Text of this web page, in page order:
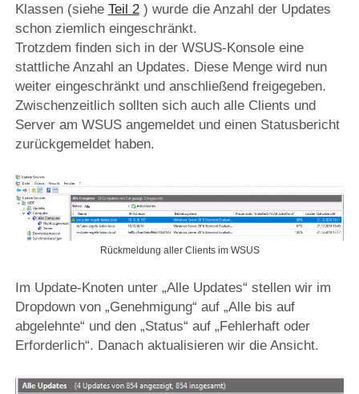
Klassen (siehe Teil 2) wurde die Anzahl der Updates
schon ziemlich eingeschränkt.
Trotzdem finden sich in der WSUS-Konsole eine
stattliche Anzahl an Updates. Diese Menge wird nun
weiter eingeschränkt und anschließend freigegeben.
Zwischenzeitlich sollten sich auch alle Clients und
Server am WSUS angemeldet und einen Statusbericht
zurückgemeldet haben.
Rückmeldung aller Clients im WSUS
Im Update-Knoten unter „Alle Updates“ stellen wir im
Dropdown von „Genehmigung“ auf „Alle bis auf
abgelehnte“ und den „Status“ auf „Fehlerhaft oder
Erforderlich“. Danach aktualisieren wir die Ansicht.